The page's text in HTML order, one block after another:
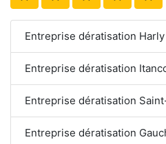
Entreprise dératisation Harly
Entreprise dératisation
Entreprise dératisation
Entreprise dératisation